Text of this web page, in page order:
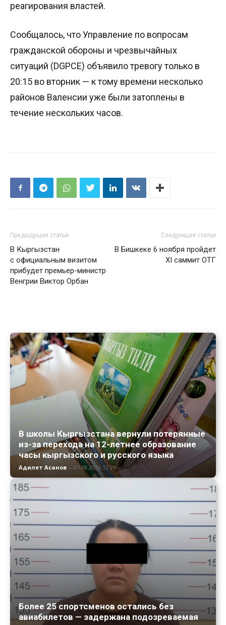
реагирования властей.
Сообщалось, что Управление по вопросам
гражданской обороны и чрезвычайных
ситуаций (DGPCE) объявило тревогу только в
20:15 во вторник — к тому времени несколько
районов Валенсии уже были затоплены в
течение нескольких часов.
Предыдущая статья
В Кыргызстан
с официальным визитом
прибудет премьер-министр
Венгрии Виктор Орбан
Следующая статья
В Бишкеке 6 ноября пройдет
XI саммит ОТГ
В школы Кыргызстана вернули потерянные
из-за перехода на 12-летнее образование
часы кыргызского и русского языка
Адилет Асанов - 07.08.2026 12:26
Более 25 спортсменов остались без
авиабилетов — задержана подозреваемая